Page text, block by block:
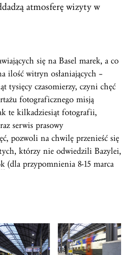
atmosferę wizyty w
się na Basel marek, a co
ilość witryn osłaniających –
tysięcy czasomierzy, czyni chęć
fotograficznego misją
te kilkadziesiąt fotografii,
serwis prasowy
pozwoli na chwilę przenieść się
którzy nie odwiedzili Bazylei,
(dla przypomnienia 8-15 marca